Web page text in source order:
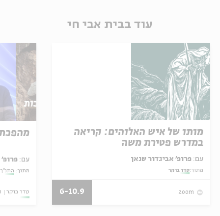
עוד בבית אבי חי
מותו של איש האלוהים: קריאה
במדרש פטירת משה
עם:
מתוך:סדר בוקר
zoom
6-10.9
עם: פרופ'
מתוך:
סדר בוקר